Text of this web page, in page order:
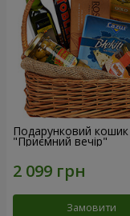
Подарунковий кошик
"Приємний вечір"
Замовити